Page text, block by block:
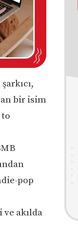
bir isim
to
pop
akılda